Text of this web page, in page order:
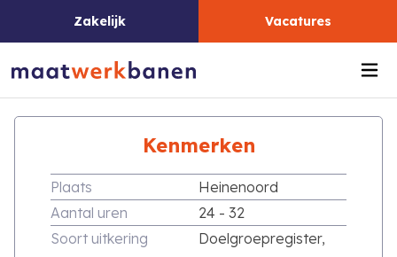
Zakelijk Vacatures
Kenmerken
Plaats
Heinenoord
Aantal uren
24 - 32
Soort uitkering
Doelgroepregister,